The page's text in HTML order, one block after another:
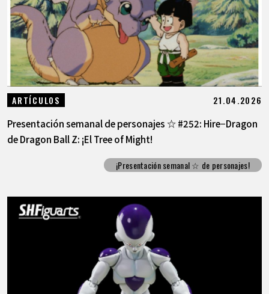
ARTÍCULOS 21.04.2026
Presentación semanal de personajes ☆ #252: Hire−Dragon
de Dragon Ball Z: ¡El Tree of Might!
¡Presentación semanal ☆ de personajes!